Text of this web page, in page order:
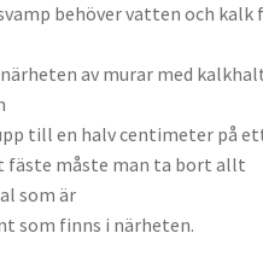
behöver vatten och kalk
närheten av murar med
till en halv centimeter på
fäste måste man ta bort allt
som är
som finns i närheten.